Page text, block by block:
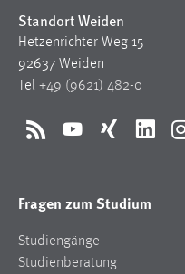
Standort Weiden
Hetzenrichter Weg 15
92637 Weiden
Tel +49 (9621) 482-0
RSS YouTubeXing
Fragen zum Studium
Studiengänge
Studienberatung